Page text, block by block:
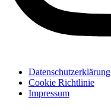
Datenschutzerklärung
Cookie Richtlinie
Impressum